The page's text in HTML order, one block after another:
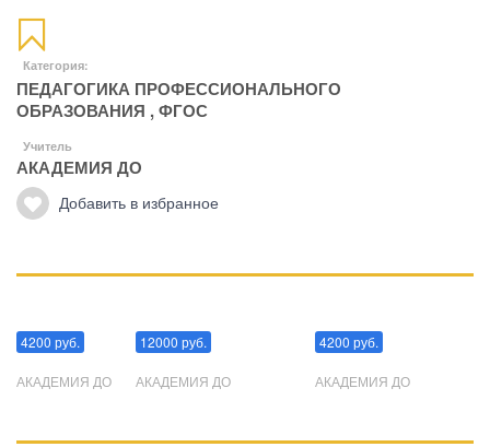
Категория:
ПЕДАГОГИКА ПРОФЕССИОНАЛЬНОГО
ОБРАЗОВАНИЯ ,ФГОС
Учитель
АКАДЕМИЯ ДО
Добавить в избранное
4200 руб.
АКАДЕМИЯ ДО
12000 руб.
АКАДЕМИЯ ДО
4200 руб.
АКАДЕМИЯ ДО